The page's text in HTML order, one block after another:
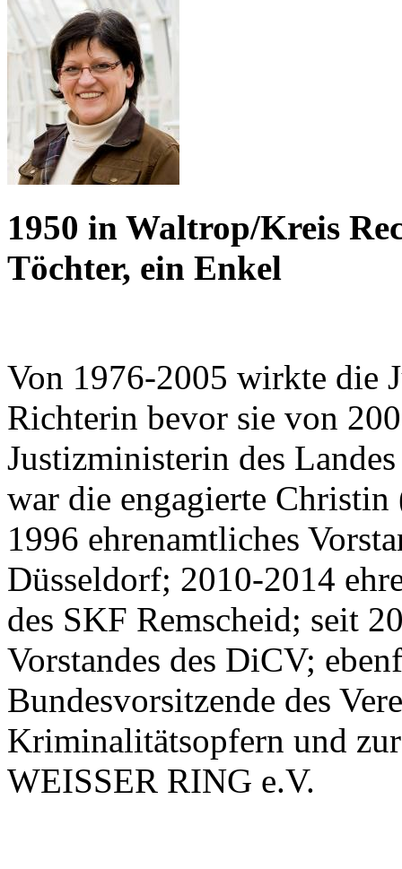
1950 in Waltrop/Kreis
Töchter, ein Enkel
Von 1976-2005 wirkte die
Richterin bevor sie von
Justizministerin des
war die engagierte
1996 ehrenamtliches
Düsseldorf; 2010-2014
des SKF Remscheid; seit
Vorstandes des DiCV;
Bundesvorsitzende des
Kriminalitätsopfern und
WEISSER RING e.V.